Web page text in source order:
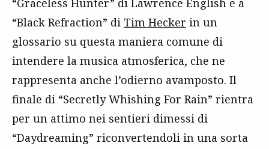
“Graceless Hunter” di Lawrence English e a
“Black Refraction” di Tim Hecker in un
glossario su questa maniera comune di
intendere la musica atmosferica, che ne
rappresenta anche l’odierno avamposto. Il
finale di “Secretly Whishing For Rain” rientra
per un attimo nei sentieri dimessi di
“Daydreaming” riconvertendoli in una sorta